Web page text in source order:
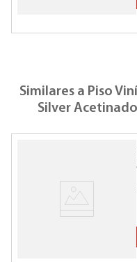
Similares a Piso
Silver